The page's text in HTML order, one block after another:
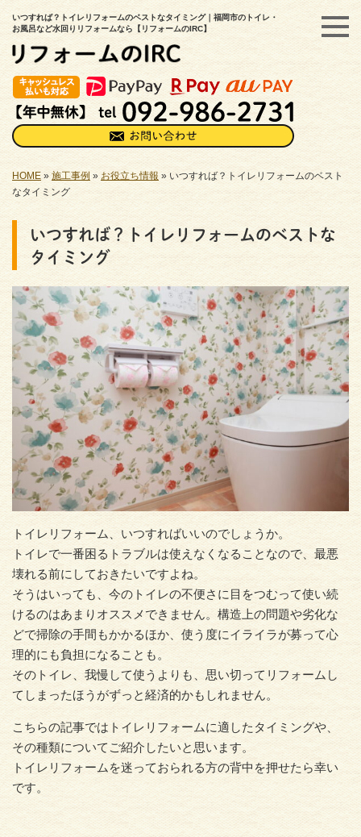
いつすれば？トイレリフォームのベストなタイミング｜福岡市のトイレ・
お風呂など水回りリフォームなら【リフォームのIRC】
HOME » 施工事例 » お役立ち情報 » いつすれば？トイレリフォームのベスト
なタイミング
いつすれば？トイレリフォームのベストな
タイミング
トイレリフォーム、いつすればいいのでしょうか。
トイレで一番困るトラブルは使えなくなることなので、最悪
壊れる前にしておきたいですよね。
そうはいっても、今のトイレの不便さに目をつむって使い続
けるのはあまりオススメできません。構造上の問題や劣化な
どで掃除の手間もかかるほか、使う度にイライラが募って心
理的にも負担になることも。
そのトイレ、我慢して使うよりも、思い切ってリフォームし
てしまったほうがずっと経済的かもしれません。
こちらの記事ではトイレリフォームに適したタイミングや、
その種類についてご紹介したいと思います。
トイレリフォームを迷っておられる方の背中を押せたら幸い
です。